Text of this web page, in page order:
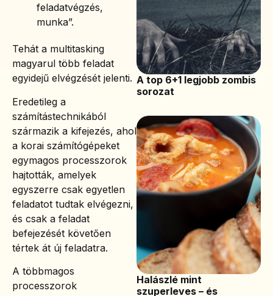
feladatvégzés,
munka”.
Tehát a multitasking
magyarul több feladat
egyidejű elvégzését jelenti.
Eredetileg a
számítástechnikából
származik a kifejezés, ahol
a korai számítógépeket
egymagos processzorok
hajtották, amelyek
egyszerre csak egyetlen
feladatot tudtak elvégezni,
és csak a feladat
befejezését követően
tértek át új feladatra.
A többmagos
processzorok
A top 6+1 legjobb zombis
sorozat
Halászlé mint
szuperleves – és